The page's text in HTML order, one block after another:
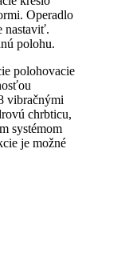
Operadlo
nastaviť.
polohu.
polohovacie
vibračnými
chrbticu,
systémom
je možné